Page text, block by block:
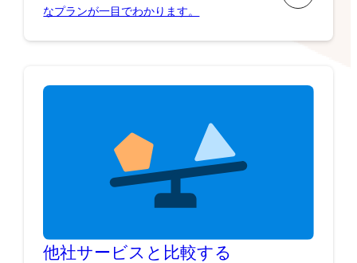
なプランが一目でわかります。
他社サービスと比較する